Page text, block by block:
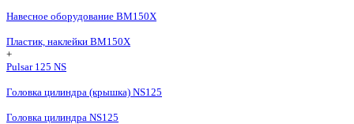
Навесное оборудование BM150X
Пластик, наклейки BM150X
+
Pulsar 125 NS
Головка цилиндра (крышка) NS125
Головка цилиндра NS125